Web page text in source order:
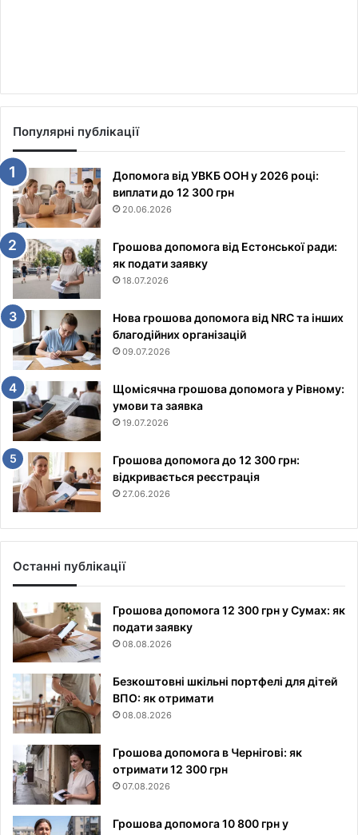
Популярні публікації
Допомога від УВКБ ООН у 2026 році:
виплати до 12 300 грн
20.06.2026
Грошова допомога від Естонської ради:
як подати заявку
18.07.2026
Нова грошова допомога від NRC та інших
благодійних організацій
09.07.2026
Щомісячна грошова допомога у Рівному:
умови та заявка
19.07.2026
Грошова допомога до 12 300 грн:
відкривається реєстрація
27.06.2026
Останні публікації
Грошова допомога 12 300 грн у Сумах: як
подати заявку
08.08.2026
Безкоштовні шкільні портфелі для дітей
ВПО: як отримати
08.08.2026
Грошова допомога в Чернігові: як
отримати 12 300 грн
07.08.2026
Грошова допомога 10 800 грн у